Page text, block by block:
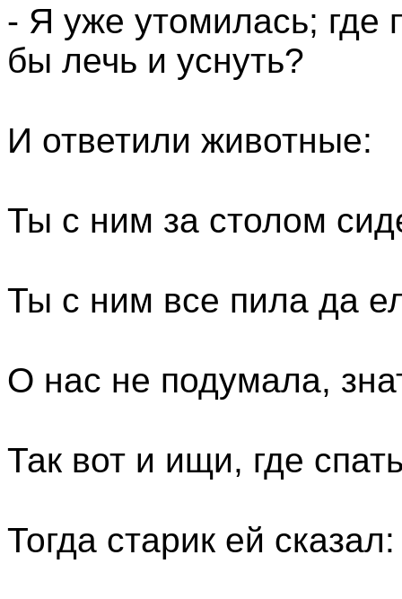
- Я уже утомилась; где
бы лечь и уснуть?
И ответили животные:
Ты с ним за столом
Ты с ним все пила да
О нас не подумала,
Так вот и ищи, где
Тогда старик ей сказал: